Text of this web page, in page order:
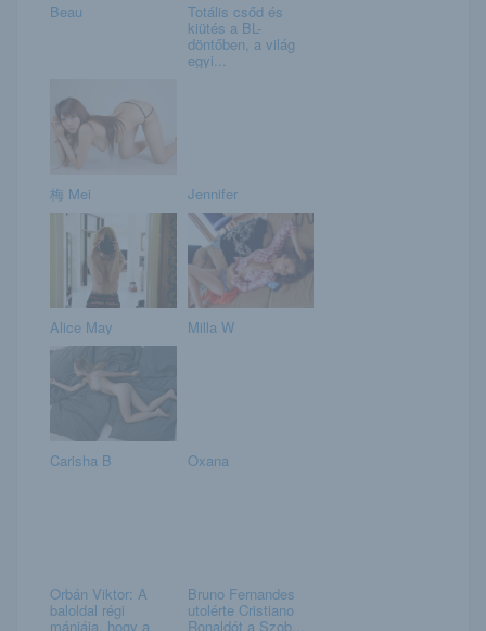
Beau Totális csőd és
kiütés a BL-
döntőben, a világ
egyi...
梅 Mei Jennifer
Alice May Milla W
Carisha B Oxana
Orbán Viktor: A
baloldal régi
mániája, hogy a
Bruno Fernandes
utolérte Cristiano
Ronaldót a Szob...